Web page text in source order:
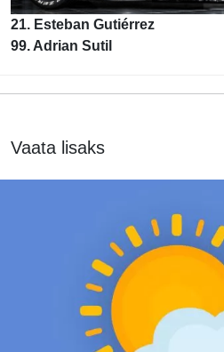
21. Esteban Gutiérrez
99. Adrian Sutil
Vaata lisaks